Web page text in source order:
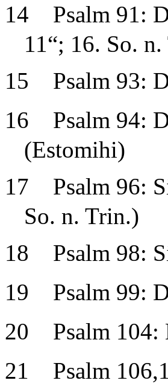
14
Psalm 91:
11“; 16. So.
15
Psalm 93:
16
Psalm 94:
(Estomihi)
17
Psalm 96:
So. n. Trin.)
18
Psalm 98:
19
Psalm 99:
20
Psalm
21
Psalm